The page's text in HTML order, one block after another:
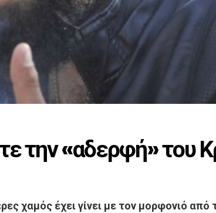
την «αδερφή» του
χαμός έχει γίνει με τον μορφονιό από